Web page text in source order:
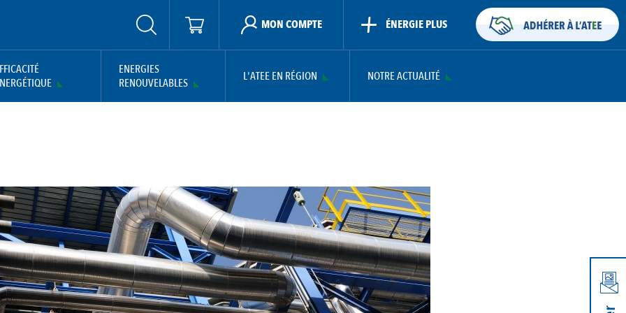
MON COMPTE ÉNERGIE PLUS
ENERGIES
RENOUVELABLES
L'ATEE EN RÉGION NOTRE ACTUALITÉ